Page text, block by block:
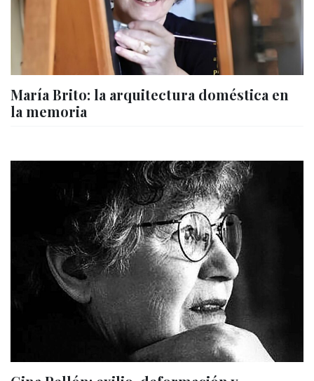
María Brito: la arquitectura doméstica en
la memoria